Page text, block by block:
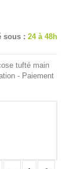
sous : 24 à 48h
tufté main
- Paiement